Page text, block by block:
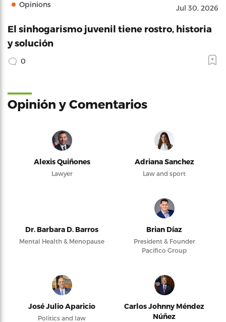
Opinions Jul 30, 2026
El sinhogarismo juvenil tiene rostro, historia
y solución
0
Opinión y Comentarios
Alexis Quiñones
Lawyer
Adriana Sanchez
Law and sport
Dr. Barbara D. Barros
Mental Health & Menopause
Brian Díaz
President & Founder
Pacifico Group
José Julio Aparicio
Politics and law
Carlos Johnny Méndez
Núñez